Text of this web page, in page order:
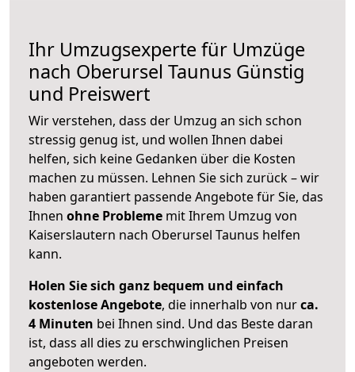
Ihr Umzugsexperte für Umzüge
nach Oberursel Taunus Günstig
und Preiswert
Wir verstehen, dass der Umzug an sich schon
stressig genug ist, und wollen Ihnen dabei
helfen, sich keine Gedanken über die Kosten
machen zu müssen. Lehnen Sie sich zurück – wir
haben garantiert passende Angebote für Sie, das
Ihnen ohne Probleme mit Ihrem Umzug von
Kaiserslautern nach Oberursel Taunus helfen
kann.
Holen Sie sich ganz bequem und einfach
kostenlose Angebote, die innerhalb von nurca.
4 Minuten bei Ihnen sind. Und das Beste daran
ist, dass all dies zu erschwinglichen Preisen
angeboten werden.